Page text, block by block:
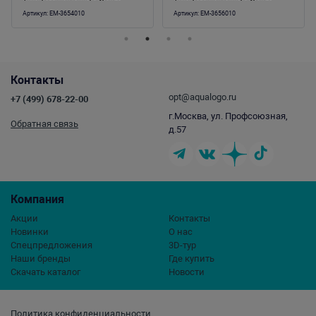
Артикул: EM-3654010
Артикул: EM-3656010
Политика конфиденциальности
Компания
Акции
Новинки
Спецпредложения
Наши бренды
Скачать каталог
Контакты
О нас
3D-тур
Где купить
Новости
Контакты
+7 (499) 678-22-00
Обратная связь
opt@aqualogo.ru
г.Москва, ул. Профсоюзная,
д.57